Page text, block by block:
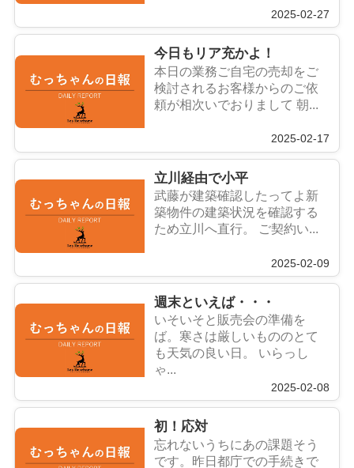
2025-02-27
今日もリア充かよ！
本日の業務ご自宅の売却をご
検討されるお客様からのご依
頼が相次いでおりまして 朝...
2025-02-17
立川経由で小平
武藤が建築確認したってよ新
築物件の建築状況を確認する
ため立川へ直行。 ご契約い...
2025-02-09
週末といえば・・・
いそいそと販売会の準備を
ば。寒さは厳しいもののとて
も天気の良い日。 いらっし
ゃ...
2025-02-08
初！応対
忘れないうちにあの課題そう
です。昨日都庁での手続きで